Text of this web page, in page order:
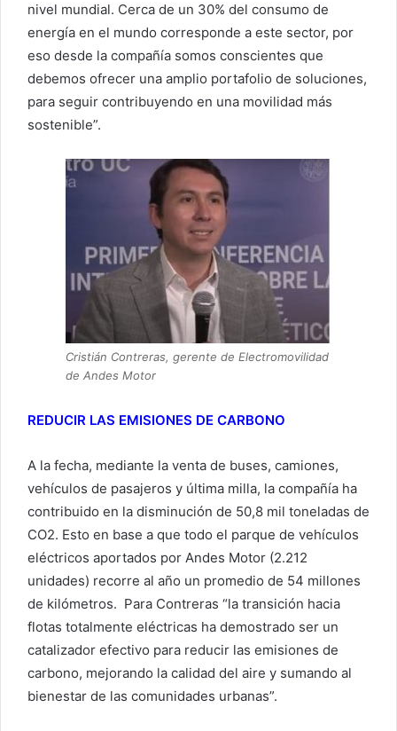
nivel mundial. Cerca de un 30% del consumo de
energía en el mundo corresponde a este sector, por
eso desde la compañía somos conscientes que
debemos ofrecer una amplio portafolio de soluciones,
para seguir contribuyendo en una movilidad más
sostenible”.
Cristián Contreras, gerente de Electromovilidad
de Andes Motor
REDUCIR LAS EMISIONES DE CARBONO
A la fecha, mediante la venta de buses, camiones,
vehículos de pasajeros y última milla, la compañía ha
contribuido en la disminución de 50,8 mil toneladas de
CO2. Esto en base a que todo el parque de vehículos
eléctricos aportados por Andes Motor (2.212
unidades) recorre al año un promedio de 54 millones
de kilómetros. Para Contreras “la transición hacia
flotas totalmente eléctricas ha demostrado ser un
catalizador efectivo para reducir las emisiones de
carbono, mejorando la calidad del aire y sumando al
bienestar de las comunidades urbanas”.